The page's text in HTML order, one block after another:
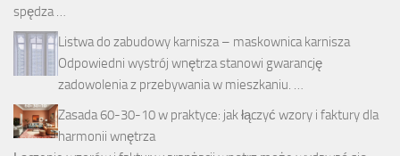
spędza …
Listwa do zabudowy karnisza – maskownica karnisza
Odpowiedni wystrój wnętrza stanowi gwarancję
zadowolenia z przebywania w mieszkaniu. …
Zasada 60-30-10 w praktyce: jak łączyć wzory i faktury dla
harmonii wnętrza